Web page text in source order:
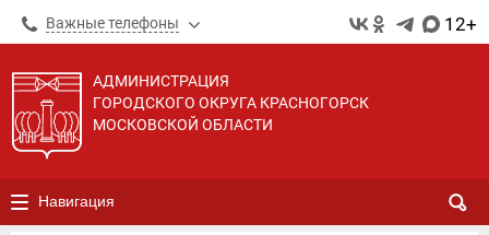
Важные телефоны 12+
АДМИНИСТРАЦИЯ
ГОРОДСКОГО ОКРУГА КРАСНОГОРСК
МОСКОВСКОЙ ОБЛАСТИ
Навигация